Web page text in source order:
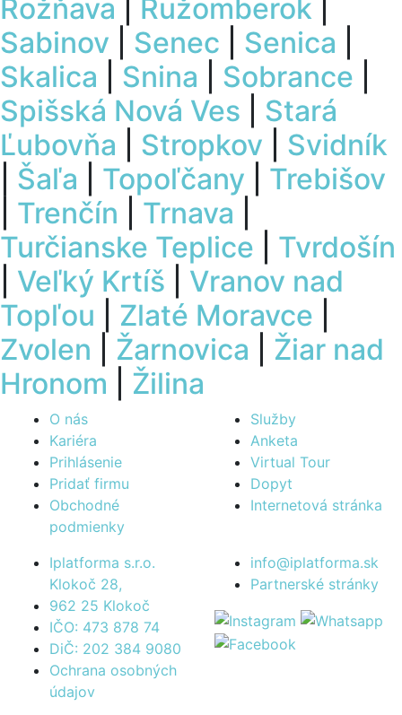
Rožňava
Ružomberok
Sabinov
Senec Senica
Skalica
Snina Sobrance
Spišská Nová Ves
Stará
Ľubovňa
Stropkov
Svidník
Šaľa Topoľčany
Trebišov
Trenčín Trnava
Turčianske Teplice
Tvrdošín
Veľký Krtíš
Vranov nad
Topľou
Zlaté Moravce
Zvolen
Žarnovica
Žiar nad
Hronom
Žilina
O nás
Kariéra
Prihlásenie
Pridať firmu
Obchodné
podmienky
Služby
Anketa
Virtual Tour
Dopyt
Internetová stránka
Iplatforma s.r.o.
Klokoč 28,
962 25 Klokoč
IČO: 473 878 74
DiČ: 202 384 9080
Ochrana osobných
údajov
info@iplatforma.sk
Partnerské stránky